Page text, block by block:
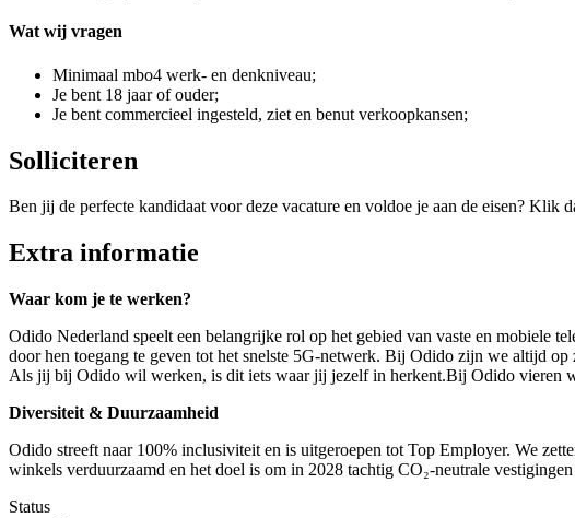
Wat wij vragen
Minimaal mbo4 werk- en denkniveau;
Je bent 18 jaar of ouder;
Je bent commercieel ingesteld, ziet en benut verkoopkansen;
Solliciteren
Ben jij de perfecte kandidaat voor deze vacature en voldoe je aan de eisen?
Extra informatie
Waar kom je te werken?
Odido Nederland speelt een belangrijke rol op het gebied van vaste en mobiele
door hen toegang te geven tot het snelste 5G-netwerk. Bij Odido zijn we altijd
Als jij bij Odido wil werken, is dit iets waar jij jezelf in herkent.Bij Odido vieren
Diversiteit & Duurzaamheid
Odido streeft naar 100% inclusiviteit en is uitgeroepen tot Top Employer. We
winkels verduurzaamd en het doel is om in 2028 tachtig CO₂-neutrale vestigingen
Status